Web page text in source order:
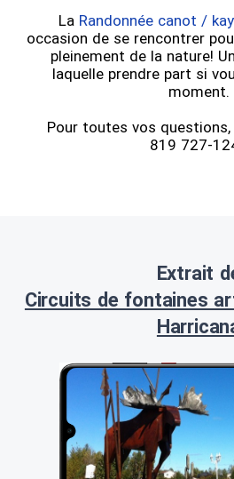
La Randonnée canot /
occasion de se rencontrer
pleinement de la nature!
laquelle prendre part si
moment.
Pour toutes vos
819 727-
Extrait
Circuits de fontaines